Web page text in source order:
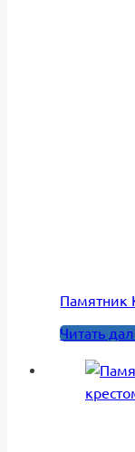
Памятник
Читать